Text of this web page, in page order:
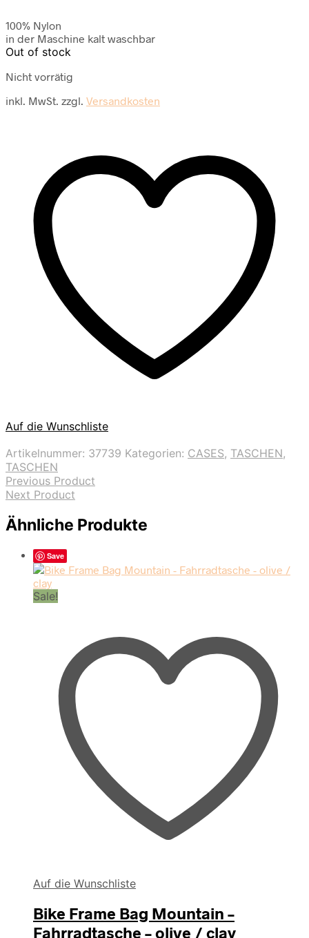
100% Nylon
in der Maschine kalt waschbar
Out of stock
Nicht vorrätig
inkl. MwSt. zzgl. Versandkosten
Auf die Wunschliste
Artikelnummer: 37739 Kategorien: CASES, TASCHEN,
TASCHEN
Previous Product
Next Product
Ähnliche Produkte
Save
Sale!
Auf die Wunschliste
Bike Frame Bag Mountain –
Fahrradtasche – olive / clay